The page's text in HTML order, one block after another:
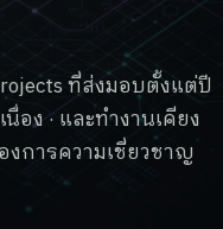
ที่ส่งมอบตั้งแต่ปี
อง · และทำงานเคียง
งการความเชี่ยวชาญ